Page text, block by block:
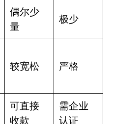
偶尔少
量
极少
较宽松 严格
可直接
收款
需企业
认证